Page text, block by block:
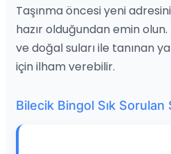
Taşınma öncesi yeni
hazır olduğundan emin olun.
ve doğal suları ile tanınan
için ilham verebilir.
Bilecik Bingol Sık Sorulan